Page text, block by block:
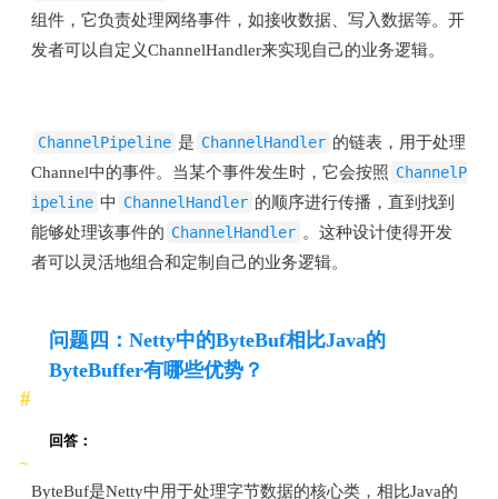
组件，它负责处理网络事件，如接收数据、写入数据等。开
发者可以自定义ChannelHandler来实现自己的业务逻辑。
ChannelPipeline 是 ChannelHandler 的链表，用于处理
Channel中的事件。当某个事件发生时，它会按照 ChannelP
ipeline 中 ChannelHandler 的顺序进行传播，直到找到
能够处理该事件的 ChannelHandler 。这种设计使得开发
者可以灵活地组合和定制自己的业务逻辑。
问题四：Netty中的ByteBuf相比Java的
ByteBuffer有哪些优势？
回答：
ByteBuf是Netty中用于处理字节数据的核心类，相比Java的